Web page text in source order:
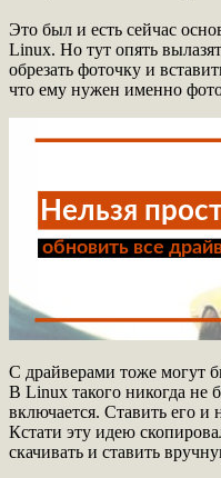
Это был и есть сейчас
Linux. Но тут опять
обрезать фоточку и
что ему нужен именно
С драйверами тоже могут
В Linux такого никогда не
включается. Ставить его и
Кстати эту идею
скачивать и ставить